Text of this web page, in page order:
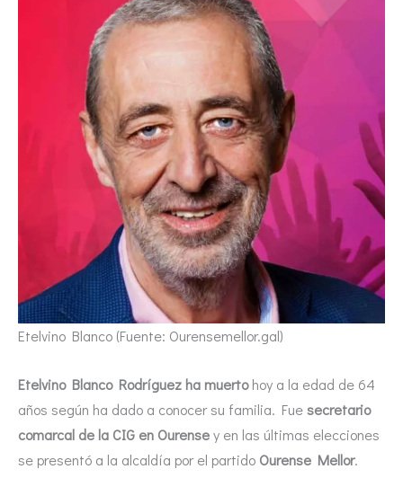
Etelvino Blanco (Fuente: Ourensemellor.gal)
Etelvino Blanco Rodríguez ha muertohoy a la edad de 64
años según ha dado a conocer su familia. Fuesecretario
comarcal de la CIG en Ourensey en las últimas elecciones
se presentó a la alcaldía por el partido Ourense Mellor.